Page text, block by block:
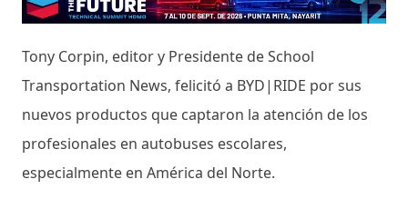
Tony Corpin, editor y Presidente de School
Transportation News, felicitó a BYD|RIDE por sus
nuevos productos que captaron la atención de los
profesionales en autobuses escolares,
especialmente en América del Norte.